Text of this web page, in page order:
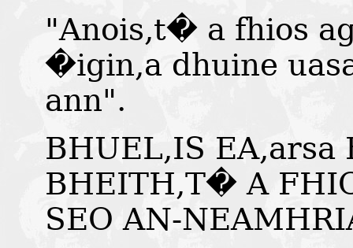
"Anois,t� a fhios
�igin,a dhuine
ann".
BHUEL,IS
BHEITH,T� A
SEO AN-